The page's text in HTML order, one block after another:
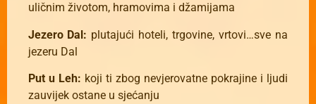
uličnim životom, hramovima i džamijama
Jezero Dal: plutajući hoteli, trgovine, vrtovi…sve na
jezeru Dal
Put u Leh: koji ti zbog nevjerovatne pokrajine i ljudi
zauvijek ostane u sjećanju